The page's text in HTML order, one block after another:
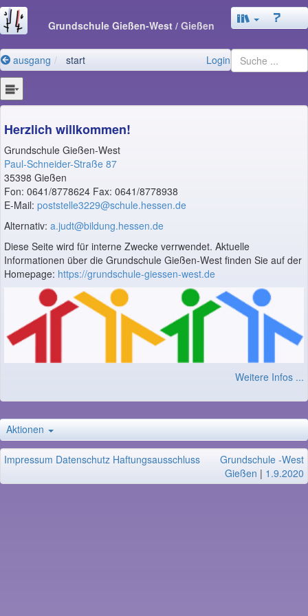
Grundschule Gießen-West / Gießen
ausgang start Login
Herzlich willkommen!
Grundschule Gießen-West
Paul-Schneider-Straße 87
35398 Gießen
Fon: 0641/8778624 Fax: 0641/8778938
E-Mail: poststelle3229@schule.hessen.de
Alternativ: a.judt@bildung.hessen.de
Diese Seite wird für interne Zwecke verrwendet. Aktuelle
Informationen über die Grundschule Gießen-West finden Sie auf der
Homepage: https://grundschule-giessen-west.de
Weitere Infos ...
Aktionen
Impressum Datenschutz Haftungsausschluss
Grundschule -West
Gießen | 1.9.2020